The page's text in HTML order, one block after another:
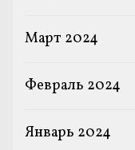
Март 2024
Февраль 2024
Январь 2024